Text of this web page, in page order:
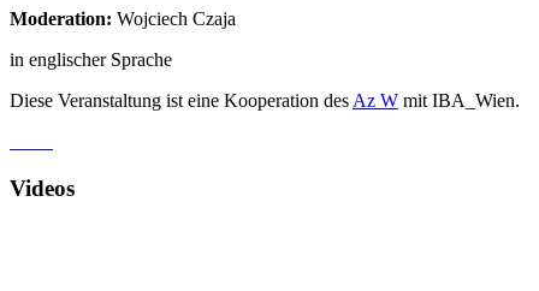
Moderation: Wojciech Czaja
in englischer Sprache
Diese Veranstaltung ist eine Kooperation des Az W mit IBA_Wien.
Videos